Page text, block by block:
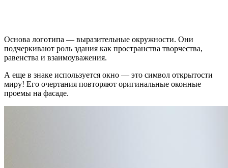
Основа логотипа — выразительные окружности. Они
подчеркивают роль здания как пространства творчества,
равенства и взаимоуважения.
А еще в знаке используется окно — это символ открытости
миру! Его очертания повторяют оригинальные оконные
проемы на фасаде.